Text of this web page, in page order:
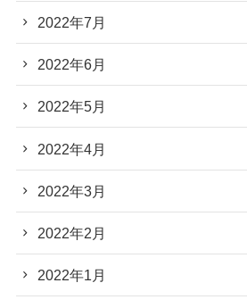
2022年7月
2022年6月
2022年5月
2022年4月
2022年3月
2022年2月
2022年1月